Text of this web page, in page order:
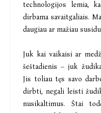
technologijos lemia,
dirbama savaitgaliais.
daugiau ar mažiau
Juk kai vaikaisi ar
šeštadienis – juk
Jis toliau tęs savo
dirbti, negali leisti
nusikaltimus. Štai